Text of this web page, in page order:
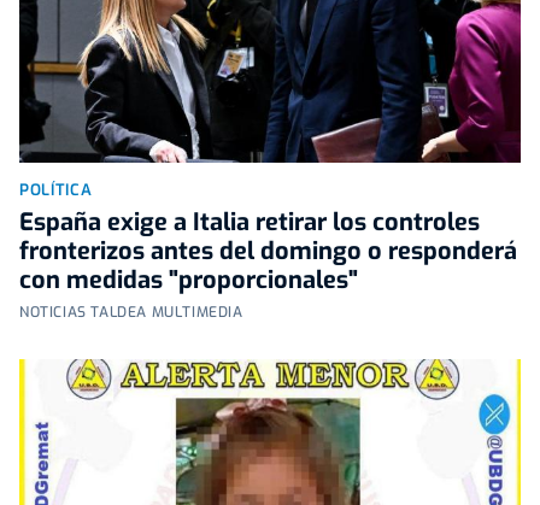
POLÍTICA
España exige a Italia retirar los controles
fronterizos antes del domingo o responderá
con medidas "proporcionales"
NOTICIAS TALDEA MULTIMEDIA